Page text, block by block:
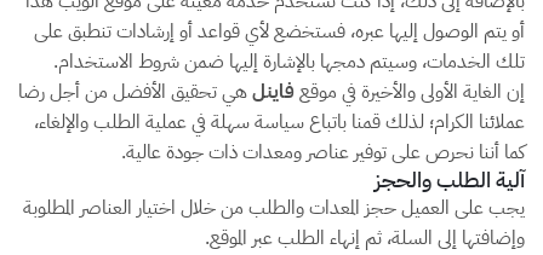
أو يتم الوصول إليها عبره، فستخضع لأي قواعد أو إرشادات تنطبق على
تلك الخدمات، وسيتم دمجها بالإشارة إليها ضمن شروط الاستخدام.
إن الغاية الأولى والأخيرة في موقعفاينلهي تحقيق الأفضل من أجل رضا
عملائنا الكرام؛ لذلك قمنا باتباع سياسة سهلة في عملية الطلب والإلغاء،
كما أننا نحرص على توفير عناصر ومعدات ذات جودة عالية.
آلية الطلب والحجز
يجب على العميل حجز المعدات والطلب من خلال اختيار العناصر المطلوبة
وإضافتها إلى السلة، ثم إنهاء الطلب عبر الموقع.